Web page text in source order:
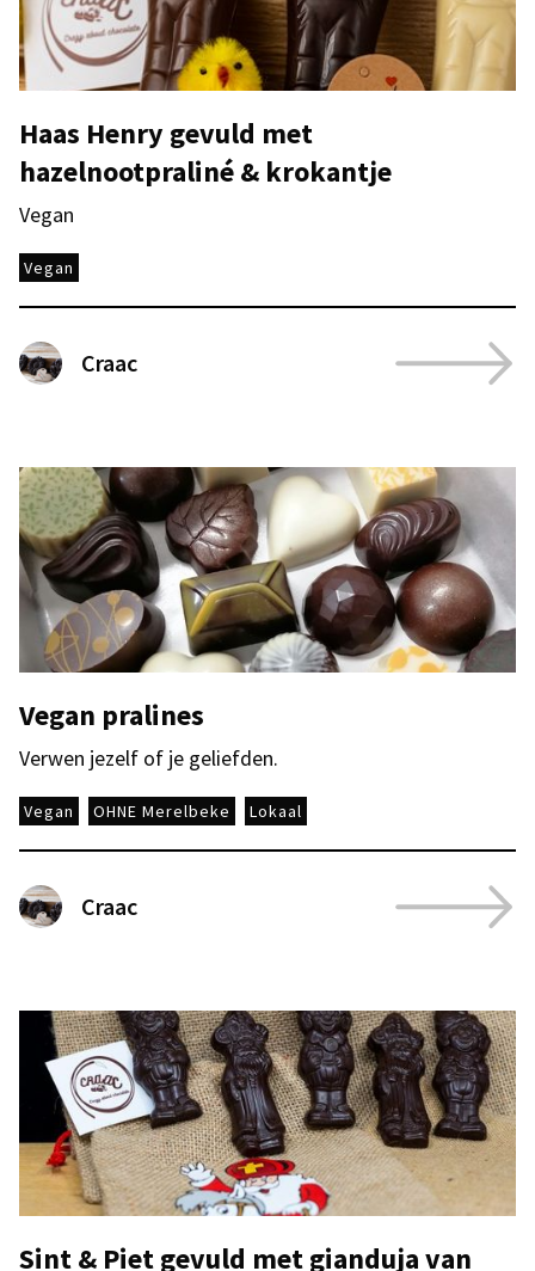
Haas Henry gevuld met
hazelnootpraliné & krokantje
Vegan
Vegan
Craac
Vegan pralines
Verwen jezelf of je geliefden.
Vegan OHNE Merelbeke Lokaal
Craac
Sint & Piet gevuld met gianduja van